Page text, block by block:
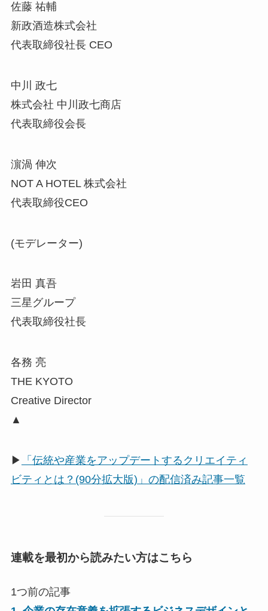
佐藤 祐輔
新政酒造株式会社
代表取締役社長 CEO
中川 政七
株式会社 中川政七商店
代表取締役会長
濵渦 伸次
NOT A HOTEL 株式会社
代表取締役CEO
(モデレーター)
岩田 真吾
三星グループ
代表取締役社長
各務 亮
THE KYOTO
Creative Director
▲
▶
「伝統や産業をアップデートするクリエイティ
ビティとは？(90分拡大版)」の配信済み記事一覧
連載を最初から読みたい方はこちら
1つ前の記事